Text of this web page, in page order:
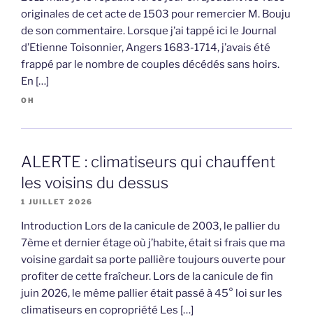
originales de cet acte de 1503 pour remercier M. Bouju
de son commentaire. Lorsque j’ai tappé ici le Journal
d’Etienne Toisonnier, Angers 1683-1714, j’avais été
frappé par le nombre de couples décédés sans hoirs.
En […]
OH
ALERTE : climatiseurs qui chauffent
les voisins du dessus
1 JUILLET 2026
Introduction Lors de la canicule de 2003, le pallier du
7ème et dernier étage où j’habite, était si frais que ma
voisine gardait sa porte pallière toujours ouverte pour
profiter de cette fraîcheur. Lors de la canicule de fin
juin 2026, le même pallier était passé à 45° loi sur les
climatiseurs en copropriété Les […]